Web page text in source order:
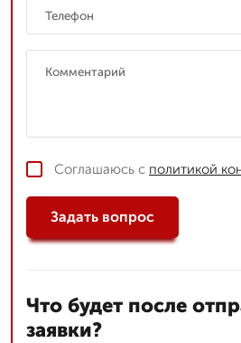
Соглашаюсь с политикой
Задать вопрос
Что будет после
заявки?